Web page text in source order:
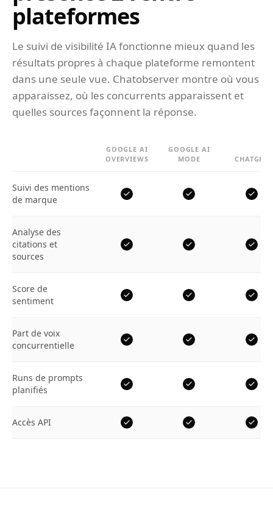
plateformes
Le suivi de visibilité IA fonctionne mieux quand les
résultats propres à chaque plateforme remontent
dans une seule vue. Chatobserver montre où vous
apparaissez, où les concurrents apparaissent et
quelles sources façonnent la réponse.
GOOGLE AI
OVERVIEWS
GOOGLE AI
MODE
CHATGPT
Suivi des mentions
de marque
Analyse des
citations et
sources
Score de
sentiment
Part de voix
concurrentielle
Runs de prompts
planifiés
Accès API